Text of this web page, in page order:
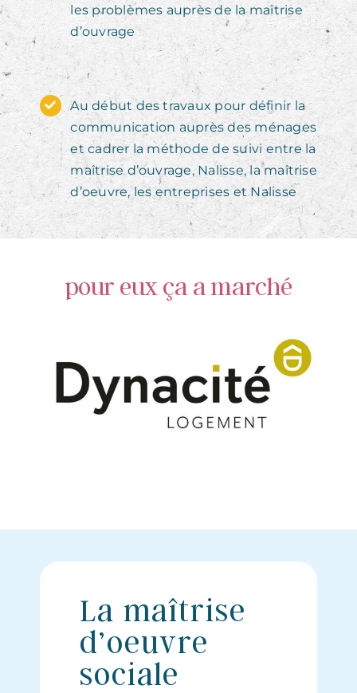
les problèmes auprès de la maîtrise
d’ouvrage
Au début des travaux pour définir la
communication auprès des ménages
et cadrer la méthode de suivi entre la
maîtrise d’ouvrage, Nalisse, la maîtrise
d’oeuvre, les entreprises et Nalisse
pour eux ça a marché
La maîtrise
d’oeuvre
sociale